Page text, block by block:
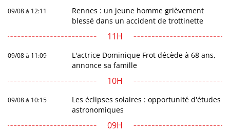
09/08 à 12:11
Rennes : un jeune homme grièvement
blessé dans un accident de trottinette
11H
09/08 à 11:09
L'actrice Dominique Frot décède à 68 ans,
annonce sa famille
10H
09/08 à 10:15
Les éclipses solaires : opportunité d'études
astronomiques
09H